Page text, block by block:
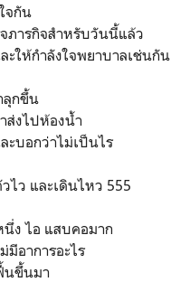
จกัน
จภารกิจสำหรับวันนี้แล้ว
ะให้กำลังใจพยาบาลเช่นกัน
ลุกขึ้น
ส่งไปห้องน้ำ
ะบอกว่าไม่เป็นไร
ไว และเดินไหว 555
ง ไอ แสบคอมาก
มีอาการอะไร
นขึ้นมา